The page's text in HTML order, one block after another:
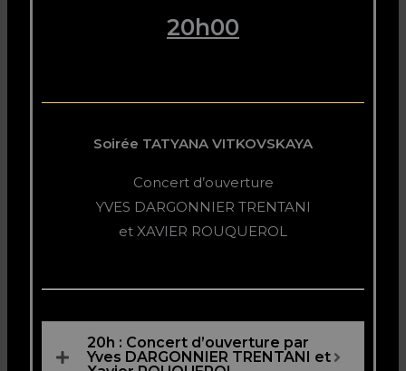
20h00
Soirée TATYANA VITKOVSKAYA
Concert d’ouverture
YVES DARGONNIER TRENTANI
et XAVIER ROUQUEROL
20h : Concert d’ouverture par
Yves DARGONNIER TRENTANI et